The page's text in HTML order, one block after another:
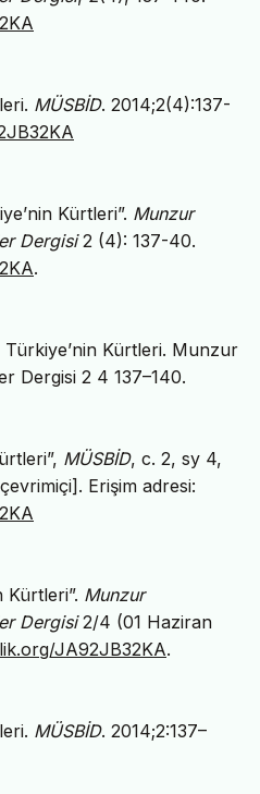
MÜSBİD. 2014;2(4):137-
Kürtleri”. Munzur
Dergisi2 (4): 137-40.
.
Kürtleri. Munzur
Dergisi 2 4 137–140.
MÜSBİD, c. 2, sy 4,
Erişim adresi:
Kürtleri”. Munzur
Dergisi2/4 (01 Haziran
JA92JB32KA.
MÜSBİD. 2014;2:137–